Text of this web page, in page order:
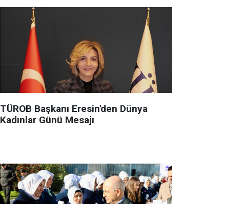
TÜROB Başkanı Eresin'den Dünya
Kadınlar Günü Mesajı